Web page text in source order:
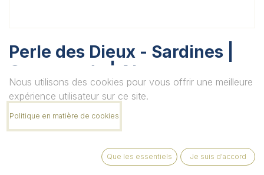
Perle des Dieux - Sardines |
Gourmande | Algues et
câpres
Unité
Nous utilisons des cookies pour vous offrir une meilleure
expérience utilisateur sur ce site.
Politique en matière de cookies
Que les essentiels Je suis d'accord